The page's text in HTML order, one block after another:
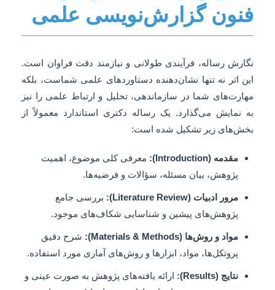
فنون گزارش‌نویسی علمی
نگارش رساله، فرآیندی طولانی و نیازمند دقت فراوان است.
این اثر نه تنها نشان‌دهنده دستاوردهای علمی شماست، بلکه
مهارت‌های شما در سازماندهی، تحلیل و ارتباط علمی را نیز
به نمایش می‌گذارد. یک رساله دکتری استاندارد معمولاً از
بخش‌های زیر تشکیل شده است:
مقدمه (Introduction):
معرفی کلی موضوع، اهمیت
پژوهش، بیان مسئله، سؤالات و فرضیه‌ها.
مرور ادبیات (Literature Review):
بررسی جامع
پژوهش‌های پیشین و شناسایی شکاف‌های موجود.
مواد و روش‌ها (Materials & Methods):
شرح دقیق
پروتکل‌ها، مواد، ابزارها و روش‌های آماری مورد استفاده.
نتایج (Results):
ارائه یافته‌های پژوهش به صورت عینی و